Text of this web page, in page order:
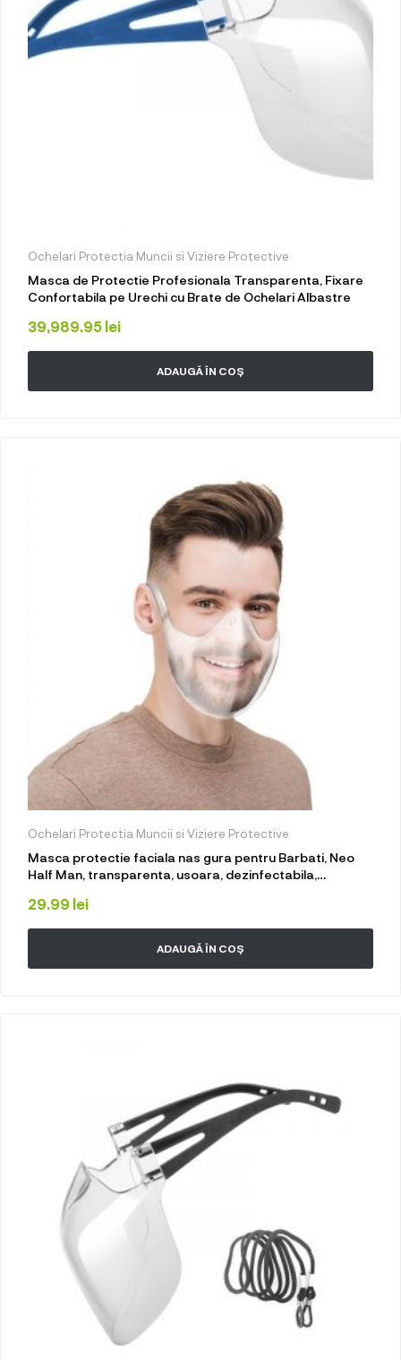
Ochelari Protectia Muncii si Viziere Protective
Masca de Protectie Profesionala Transparenta, Fixare
Confortabila pe Urechi cu Brate de Ochelari Albastre
39,989.95 lei
ADAUGĂ ÎN COȘ
Ochelari Protectia Muncii si Viziere Protective
Masca protectie faciala nas gura pentru Barbati, Neo
Half Man, transparenta, usoara, dezinfectabila,
29.99 lei
ADAUGĂ ÎN COȘ